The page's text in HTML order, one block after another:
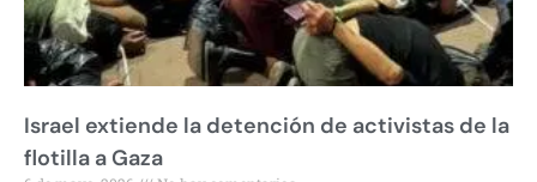
Israel extiende la detención de activistas de la
flotilla a Gaza